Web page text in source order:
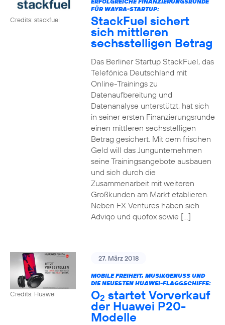
Credits: stackfuel
FÜR WAYRA-STARTUP:
StackFuel sichert
sich mittleren
sechsstelligen Betrag
Das Berliner Startup StackFuel, das
Telefónica Deutschland mit
Online-Trainings zu
Datenaufbereitung und
Datenanalyse unterstützt, hat sich
in seiner ersten Finanzierungsrunde
einen mittleren sechsstelligen
Betrag gesichert. Mit dem frischen
Geld will das Jungunternehmen
seine Trainingsangebote ausbauen
und sich durch die
Zusammenarbeit mit weiteren
Großkunden am Markt etablieren.
Neben FX Ventures haben sich
Adviqo und quofox sowie […]
Credits: Huawei
27. März 2018
MOBILE FREIHEIT, MUSIKGENUSS UND
DIE NEUESTEN HUAWEI-FLAGGSCHIFFE:
O2 startet Vorverkauf
der Huawei P20-
Modelle